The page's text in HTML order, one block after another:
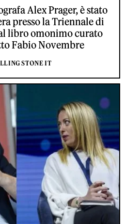
Alex Prager, è stato
presso la Triennale di
libro omonimo curato
Fabio Novembre
STONE IT